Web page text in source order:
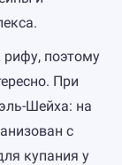
рифу, поэтому
При
Шейха: на
с
купания у